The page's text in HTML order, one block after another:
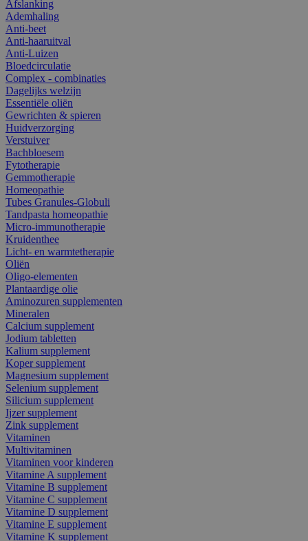
Afslanking
Ademhaling
Anti-beet
Anti-haaruitval
Anti-Luizen
Bloedcirculatie
Complex - combinaties
Dagelijks welzijn
Essentiële oliën
Gewrichten & spieren
Huidverzorging
Verstuiver
Bachbloesem
Fytotherapie
Gemmotherapie
Homeopathie
Tubes Granules-Globuli
Tandpasta homeopathie
Micro-immunotherapie
Kruidenthee
Licht- en warmtetherapie
Oliën
Oligo-elementen
Plantaardige olie
Aminozuren supplementen
Mineralen
Calcium supplement
Jodium tabletten
Kalium supplement
Koper supplement
Magnesium supplement
Selenium supplement
Silicium supplement
Ijzer supplement
Zink supplement
Vitaminen
Multivitaminen
Vitaminen voor kinderen
Vitamine A supplement
Vitamine B supplement
Vitamine C supplement
Vitamine D supplement
Vitamine E supplement
Vitamine K supplement